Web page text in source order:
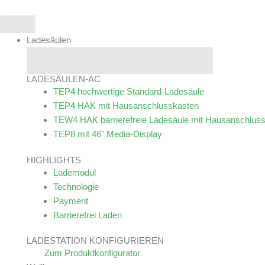
springen
Ladesäulen
LADESÄULEN-AC
TEP4 hochwertige Standard-Ladesäule
TEP4 HAK mit Hausanschlusskasten
TEW4 HAK barrierefreie Ladesäule mit
TEP8 mit 46" Media-Display
HIGHLIGHTS
Lademodul
Technologie
Payment
Barrierefrei Laden
LADESTATION KONFIGURIEREN
Zum Produktkonfigurator